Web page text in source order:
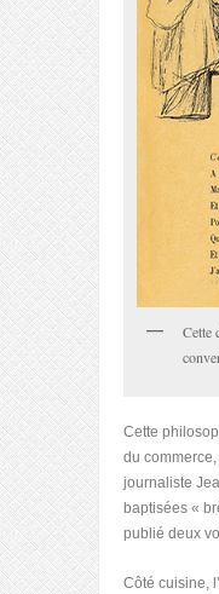
Cette
Cette
du
journaliste
baptisées «
publié deux
Côté cuisine,